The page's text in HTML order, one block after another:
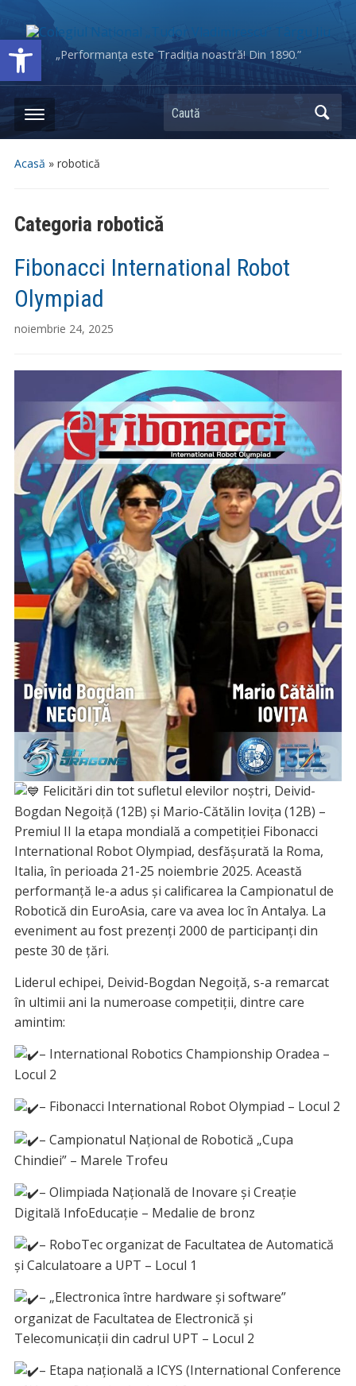
Deschide bara de unelte„Performanța este Tradiția noastră! Din 1890.”
Caută
Acasă » robotică
Categoria robotică
Fibonacci International Robot
Olympiad
noiembrie 24, 2025
Felicitări din tot sufletul elevilor noștri, Deivid-
Bogdan Negoiță (12B) și Mario-Cătălin Iovița (12B) –
Premiul II la etapa mondială a competiției Fibonacci
International Robot Olympiad, desfășurată la Roma,
Italia, în perioada 21-25 noiembrie 2025. Această
performanță le-a adus și calificarea la Campionatul de
Robotică din EuroAsia, care va avea loc în Antalya. La
eveniment au fost prezenți 2000 de participanți din
peste 30 de țări.
Liderul echipei, Deivid-Bogdan Negoiță, s-a remarcat
în ultimii ani la numeroase competiții, dintre care
amintim:
– International Robotics Championship Oradea –
Locul 2
– Fibonacci International Robot Olympiad – Locul 2
– Campionatul Național de Robotică „Cupa
Chindiei” – Marele Trofeu
– Olimpiada Națională de Inovare și Creație
Digitală InfoEducație – Medalie de bronz
– RoboTec organizat de Facultatea de Automatică
și Calculatoare a UPT – Locul 1
– „Electronica între hardware și software”
organizat de Facultatea de Electronică și
Telecomunicații din cadrul UPT – Locul 2
– Etapa națională a ICYS (International Conference